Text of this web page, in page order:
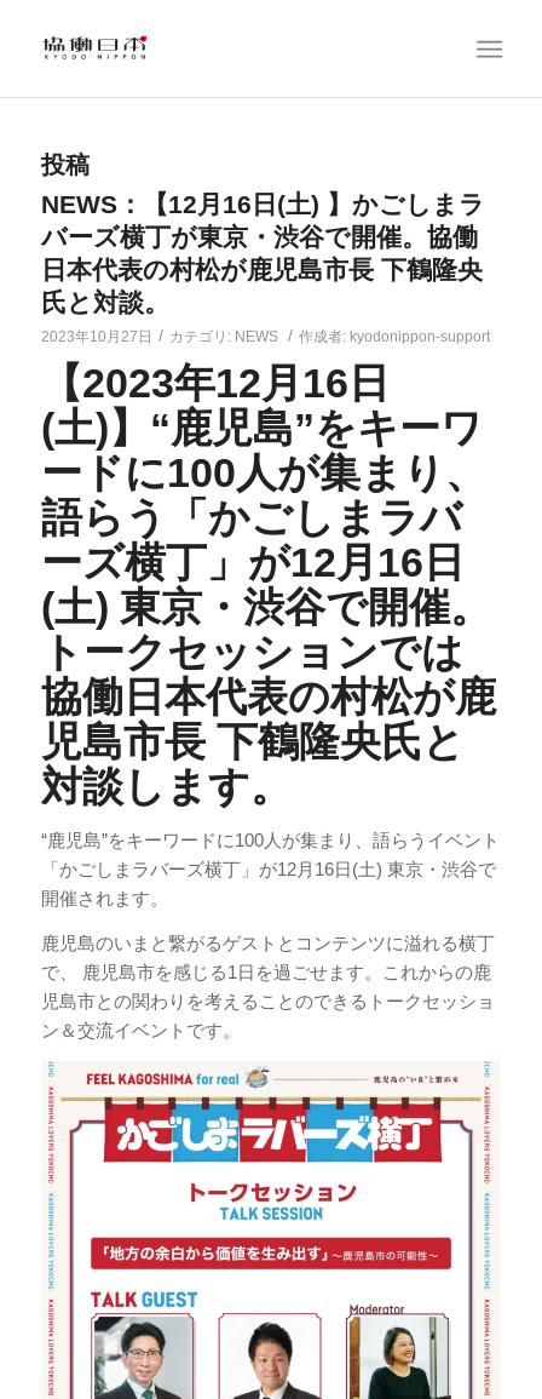
投稿
NEWS：【12月16日(土) 】かごしまラ
バーズ横丁が東京・渋谷で開催。協働
日本代表の村松が鹿児島市長 下鶴隆央
氏と対談。
2023年10月27日 / カテゴリ: NEWS / 作成者: kyodonippon-support
【2023年12月16日
(土)】“鹿児島”をキーワ
ードに100人が集まり、
語らう「かごしまラバ
ーズ横丁」が12月16日
(土) 東京・渋谷で開催。
トークセッションでは
協働日本代表の村松が鹿
児島市長 下鶴隆央氏と
対談します。
“鹿児島”をキーワードに100人が集まり、語らうイベント
「かごしまラバーズ横丁」が12月16日(土) 東京・渋谷で
開催されます。
鹿児島のいまと繋がるゲストとコンテンツに溢れる横丁
で、 鹿児島市を感じる1日を過ごせます。これからの鹿
児島市との関わりを考えることのできるトークセッショ
ン＆交流イベントです。